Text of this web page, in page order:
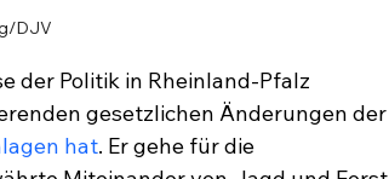
DJV
der Politik in Rheinland-Pfalz
gesetzlichen Änderungen der
hat. Er gehe für die